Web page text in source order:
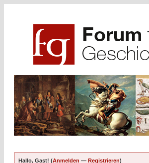
Hallo, Gast! (Anmelden — Registrieren)